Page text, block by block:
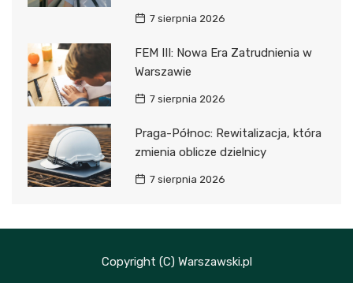
7 sierpnia 2026
FEM III: Nowa Era Zatrudnienia w
Warszawie
7 sierpnia 2026
Praga-Północ: Rewitalizacja, która
zmienia oblicze dzielnicy
7 sierpnia 2026
Copyright (C) Warszawski.pl